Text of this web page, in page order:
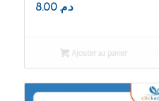
د.م. 8.00
Ajouter au panier